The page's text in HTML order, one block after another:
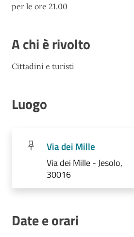
per le ore 21.00
A chi è rivolto
Cittadini e turisti
Luogo
Via dei Mille
Via dei Mille - Jesolo,
30016
Date e orari